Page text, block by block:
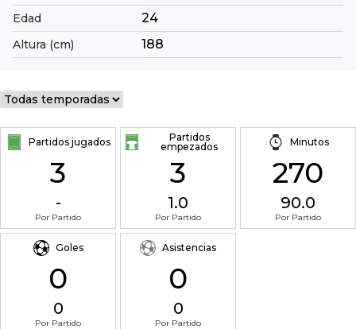
Edad 24
Altura (cm) 188
Partidos jugados
3
-
Por Partido
Partidos
empezados
3
1.0
Por Partido
Minutos
270
90.0
Por Partido
Goles
0
0
Por Partido
Asistencias
0
0
Por Partido